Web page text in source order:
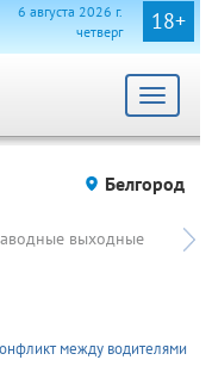
18+
6 августа 2026 г.
четверг
Toggle
Белгород
выходные
между водителями